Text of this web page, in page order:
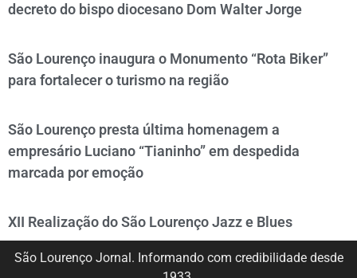
decreto do bispo diocesano Dom Walter Jorge
São Lourenço inaugura o Monumento “Rota Biker”
para fortalecer o turismo na região
São Lourenço presta última homenagem a
empresário Luciano “Tianinho” em despedida
marcada por emoção
XII Realização do São Lourenço Jazz e Blues
São Lourenço Jornal. Informando com credibilidade desde